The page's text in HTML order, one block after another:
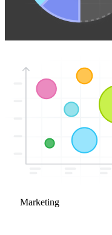
Marketing